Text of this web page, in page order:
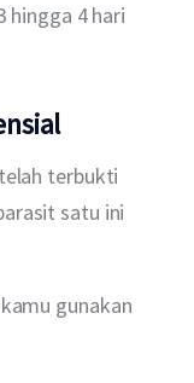
hingga 4 hari
terbukti
satu ini
gunakan